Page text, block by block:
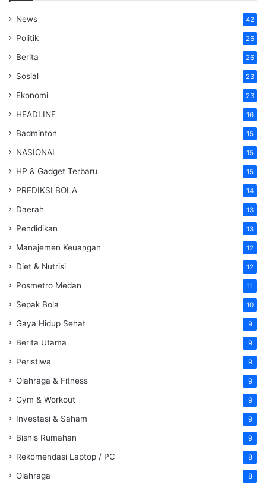
News 42
Politik 26
Berita 26
Sosial 23
Ekonomi 23
HEADLINE 16
Badminton 15
NASIONAL 15
HP & Gadget Terbaru 15
PREDIKSI BOLA 14
Daerah 13
Pendidikan 13
Manajemen Keuangan 12
Diet & Nutrisi 12
Posmetro Medan 11
Sepak Bola 10
Gaya Hidup Sehat 9
Berita Utama 9
Peristiwa 9
Olahraga & Fitness 9
Gym & Workout 9
Investasi & Saham 9
Bisnis Rumahan 9
Rekomendasi Laptop / PC 8
Olahraga 8